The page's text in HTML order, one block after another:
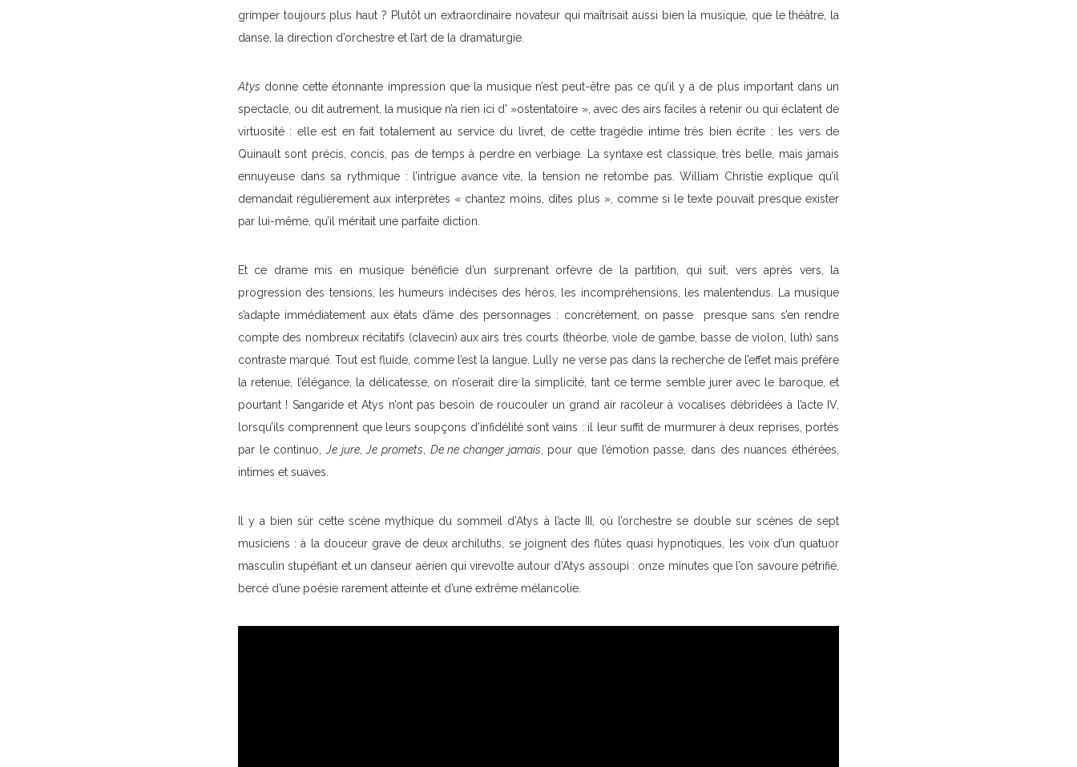
grimper toujours plus haut ? Plutôt un extraordinaire novateur qui maîtrisait aussi bien la musique, que le théâtre, la
danse, la direction d’orchestre et l’art de la dramaturgie.
Atys donne cette étonnante impression que la musique n’est peut-être pas ce qu’il y a de plus important dans un
spectacle, ou dit autrement, la musique n’a rien ici d' »ostentatoire », avec des airs faciles à retenir ou qui éclatent de
virtuosité : elle est en fait totalement au service du livret, de cette tragédie intime très bien écrite : les vers de
Quinault sont précis, concis, pas de temps à perdre en verbiage. La syntaxe est classique, très belle, mais jamais
ennuyeuse dans sa rythmique : l’intrigue avance vite, la tension ne retombe pas. William Christie explique qu’il
demandait régulièrement aux interprètes « chantez moins, dites plus », comme si le texte pouvait presque exister
par lui-même, qu’il méritait une parfaite diction.
Et ce drame mis en musique bénéficie d’un surprenant orfèvre de la partition, qui suit, vers après vers, la
progression des tensions, les humeurs indécises des héros, les incompréhensions, les malentendus. La musique
s’adapte immédiatement aux états d’âme des personnages : concrètement, on passe presque sans s’en rendre
compte des nombreux récitatifs (clavecin) aux airs très courts (théorbe, viole de gambe, basse de violon, luth) sans
contraste marqué. Tout est fluide, comme l’est la langue. Lully ne verse pas dans la recherche de l’effet mais préfère
la retenue, l’élégance, la délicatesse, on n’oserait dire la simplicité, tant ce terme semble jurer avec le baroque, et
pourtant ! Sangaride et Atys n’ont pas besoin de roucouler un grand air racoleur à vocalises débridées à l’acte IV,
lorsqu’ils comprennent que leurs soupçons d’infidélité sont vains : il leur suffit de murmurer à deux reprises, portés
par le continuo, Je jure,Je promets De ne changer jamais , pour que l’émotion passe, dans des nuances éthérées,
intimes et suaves.
Il y a bien sûr cette scène mythique du sommeil d’Atys à l’acte III, où l’orchestre se double sur scènes de sept
musiciens : à la douceur grave de deux archiluths, se joignent des flûtes quasi hypnotiques, les voix d’un quatuor
masculin stupéfiant et un danseur aérien qui virevolte autour d’Atys assoupi : onze minutes que l’on savoure pétrifié,
bercé d’une poésie rarement atteinte et d’une extrême mélancolie.